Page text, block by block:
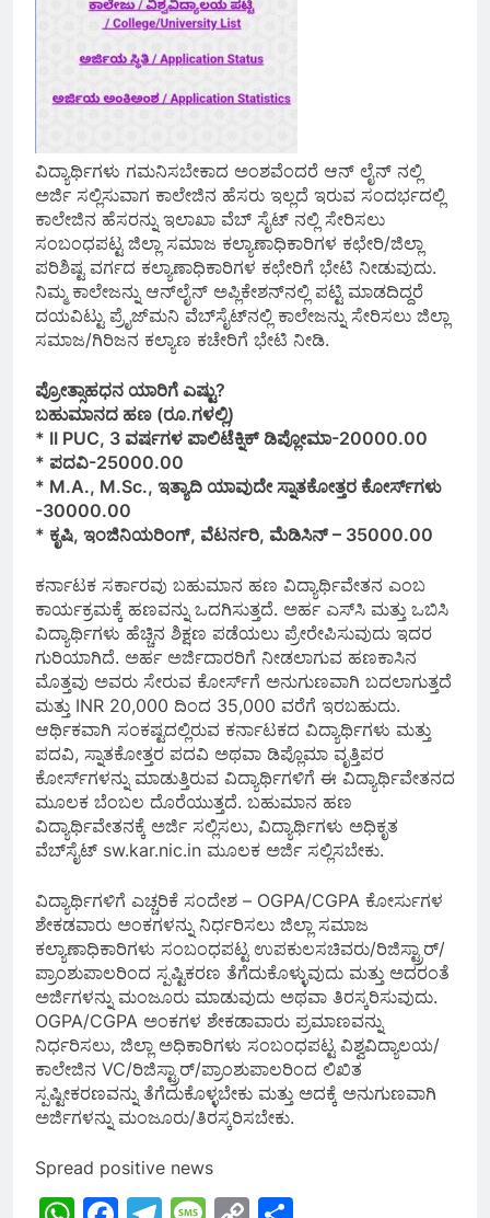
ವಿದ್ಯಾರ್ಥಿಗಳು ಗಮನಿಸಬೇಕಾದ ಅಂಶವೆಂದರೆ ಆನ್ ಲೈನ್ ನಲ್ಲಿ
ಅರ್ಜಿ ಸಲ್ಲಿಸುವಾಗ ಕಾಲೇಜಿನ ಹೆಸರು ಇಲ್ಲದೆ ಇರುವ ಸಂದರ್ಭದಲ್ಲಿ
ಕಾಲೇಜಿನ ಹೆಸರನ್ನು ಇಲಾಖಾ ವೆಬ್ ಸೈಟ್ ನಲ್ಲಿ ಸೇರಿಸಲು
ಸಂಬಂಧಪಟ್ಟ ಜಿಲ್ಲಾ ಸಮಾಜ ಕಲ್ಯಾಣಾಧಿಕಾರಿಗಳ ಕಛೇರಿ/ಜಿಲ್ಲಾ
ಪರಿಶಿಷ್ಟ ವರ್ಗದ ಕಲ್ಯಾಣಾಧಿಕಾರಿಗಳ ಕಛೇರಿಗೆ ಭೇಟಿ ನೀಡುವುದು.
ನಿಮ್ಮ ಕಾಲೇಜನ್ನು ಆನ್‌ಲೈನ್ ಅಪ್ಲಿಕೇಶನ್‌ನಲ್ಲಿ ಪಟ್ಟಿ ಮಾಡದಿದ್ದರೆ
ದಯವಿಟ್ಟು ಪ್ರೈಜ್‌ಮನಿ ವೆಬ್‌ಸೈಟ್‌ನಲ್ಲಿ ಕಾಲೇಜನ್ನು ಸೇರಿಸಲು ಜಿಲ್ಲಾ
ಸಮಾಜ/ಗಿರಿಜನ ಕಲ್ಯಾಣ ಕಚೇರಿಗೆ ಭೇಟಿ ನೀಡಿ.
ಪ್ರೋತ್ಸಾಹಧನ ಯಾರಿಗೆ ಎಷ್ಟು?
ಬಹುಮಾನದ ಹಣ (ರೂ.ಗಳಲ್ಲಿ)
* II PUC, 3 ವರ್ಷಗಳ ಪಾಲಿಟೆಕ್ನಿಕ್ ಡಿಪ್ಲೋಮಾ-20000.00
* ಪದವಿ-25000.00
* M.A., M.Sc., ಇತ್ಯಾದಿ ಯಾವುದೇ ಸ್ನಾತಕೋತ್ತರ ಕೋರ್ಸ್‌ಗಳು
-30000.00
* ಕೃಷಿ, ಇಂಜಿನಿಯರಿಂಗ್, ವೆಟರ್ನರಿ, ಮೆಡಿಸಿನ್ – 35000.00
ಕರ್ನಾಟಕ ಸರ್ಕಾರವು ಬಹುಮಾನ ಹಣ ವಿದ್ಯಾರ್ಥಿವೇತನ ಎಂಬ
ಕಾರ್ಯಕ್ರಮಕ್ಕೆ ಹಣವನ್ನು ಒದಗಿಸುತ್ತದೆ. ಅರ್ಹ ಎಸ್‌ಸಿ ಮತ್ತು ಒಬಿಸಿ
ವಿದ್ಯಾರ್ಥಿಗಳು ಹೆಚ್ಚಿನ ಶಿಕ್ಷಣ ಪಡೆಯಲು ಪ್ರೇರೇಪಿಸುವುದು ಇದರ
ಗುರಿಯಾಗಿದೆ. ಅರ್ಹ ಅರ್ಜಿದಾರರಿಗೆ ನೀಡಲಾಗುವ ಹಣಕಾಸಿನ
ಮೊತ್ತವು ಅವರು ಸೇರುವ ಕೋರ್ಸ್‌ಗೆ ಅನುಗುಣವಾಗಿ ಬದಲಾಗುತ್ತದೆ
ಮತ್ತು INR 20,000 ದಿಂದ 35,000 ವರೆಗೆ ಇರಬಹುದು.
ಆರ್ಥಿಕವಾಗಿ ಸಂಕಷ್ಟದಲ್ಲಿರುವ ಕರ್ನಾಟಕದ ವಿದ್ಯಾರ್ಥಿಗಳು ಮತ್ತು
ಪದವಿ, ಸ್ನಾತಕೋತ್ತರ ಪದವಿ ಅಥವಾ ಡಿಪ್ಲೊಮಾ ವೃತ್ತಿಪರ
ಕೋರ್ಸ್‌ಗಳನ್ನು ಮಾಡುತ್ತಿರುವ ವಿದ್ಯಾರ್ಥಿಗಳಿಗೆ ಈ ವಿದ್ಯಾರ್ಥಿವೇತನದ
ಮೂಲಕ ಬೆಂಬಲ ದೊರೆಯುತ್ತದೆ. ಬಹುಮಾನ ಹಣ
ವಿದ್ಯಾರ್ಥಿವೇತನಕ್ಕೆ ಅರ್ಜಿ ಸಲ್ಲಿಸಲು, ವಿದ್ಯಾರ್ಥಿಗಳು ಅಧಿಕೃತ
ವೆಬ್‌ಸೈಟ್ sw.kar.nic.in ಮೂಲಕ ಅರ್ಜಿ ಸಲ್ಲಿಸಬೇಕು.
ವಿದ್ಯಾರ್ಥಿಗಳಿಗೆ ಎಚ್ಚರಿಕೆ ಸಂದೇಶ – OGPA/CGPA ಕೋರ್ಸುಗಳ
ಶೇಕಡವಾರು ಅಂಕಗಳನ್ನು ನಿರ್ಧರಿಸಲು ಜಿಲ್ಲಾ ಸಮಾಜ
ಕಲ್ಯಾಣಾಧಿಕಾರಿಗಳು ಸಂಬಂಧಪಟ್ಟ ಉಪಕುಲಸಚಿವರು/ರಿಜಿಸ್ಟ್ರಾರ್/
ಪ್ರಾಂಶುಪಾಲರಿಂದ ಸ್ಪಷ್ಟಿಕರಣ ತೆಗೆದುಕೊಳ್ಳುವುದು ಮತ್ತು ಅದರಂತೆ
ಅರ್ಜಿಗಳನ್ನು ಮಂಜೂರು ಮಾಡುವುದು ಅಥವಾ ತಿರಸ್ಕರಿಸುವುದು.
OGPA/CGPA ಅಂಕಗಳ ಶೇಕಡಾವಾರು ಪ್ರಮಾಣವನ್ನು
ನಿರ್ಧರಿಸಲು, ಜಿಲ್ಲಾ ಅಧಿಕಾರಿಗಳು ಸಂಬಂಧಪಟ್ಟ ವಿಶ್ವವಿದ್ಯಾಲಯ/
ಕಾಲೇಜಿನ VC/ರಿಜಿಸ್ಟ್ರಾರ್/ಪ್ರಾಂಶುಪಾಲರಿಂದ ಲಿಖಿತ
ಸ್ಪಷ್ಟೀಕರಣವನ್ನು ತೆಗೆದುಕೊಳ್ಳಬೇಕು ಮತ್ತು ಅದಕ್ಕೆ ಅನುಗುಣವಾಗಿ
ಅರ್ಜಿಗಳನ್ನು ಮಂಜೂರು/ತಿರಸ್ಕರಿಸಬೇಕು.
Spread positive news